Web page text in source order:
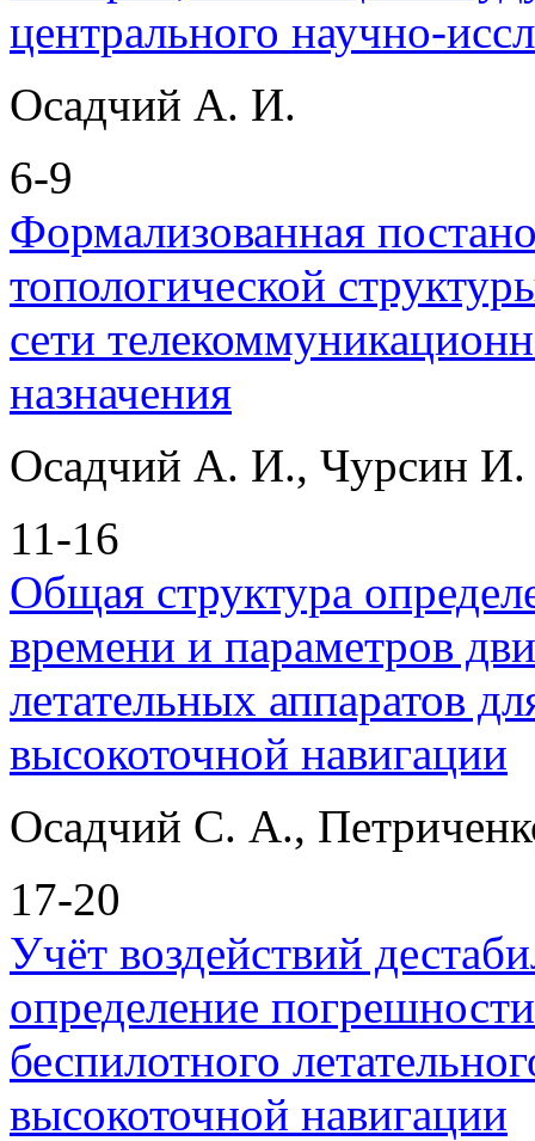
центрального научно-
Осадчий А. И.
6-9
Формализованная
топологической
сети
назначения
Осадчий А. И., Чурсин
11-16
Общая структура
времени и параметров
летательных аппаратов
высокоточной навигации
Осадчий С. А.,
17-20
Учёт воздействий
определение
беспилотного
высокоточной навигации